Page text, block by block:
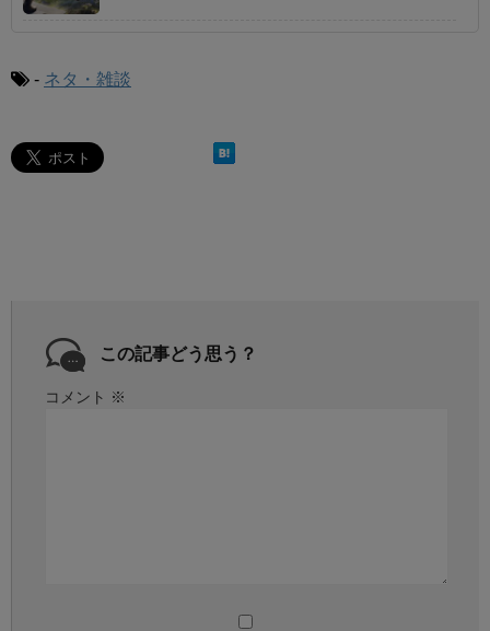
- ネタ・雑談
この記事どう思う？
コメント ※